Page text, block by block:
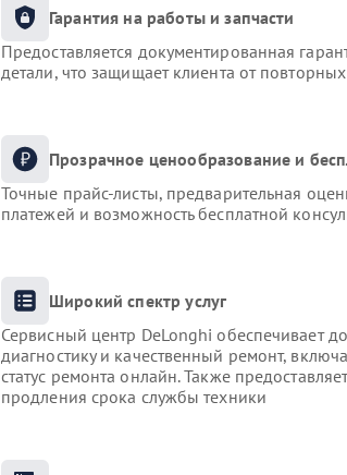
Гарантия на работы и запчасти
Предоставляется документированная
детали, что защищает клиента от
Прозрачное ценообразование и
Точные прайс-листы, предварительная
платежей и возможность бесплатной
Широкий спектр услуг
Сервисный центр DeLonghi обеспечивает
диагностику и качественный ремонт,
статус ремонта онлайн. Также
продления срока службы техники